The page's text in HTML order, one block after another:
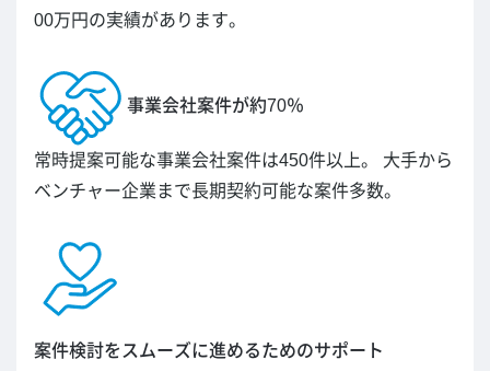
00万円の実績があります。
事業会社案件が約70％
常時提案可能な事業会社案件は450件以上。 大手から
ベンチャー企業まで長期契約可能な案件多数。
案件検討をスムーズに進めるためのサポート